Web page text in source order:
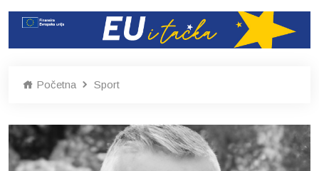
Početna Sport